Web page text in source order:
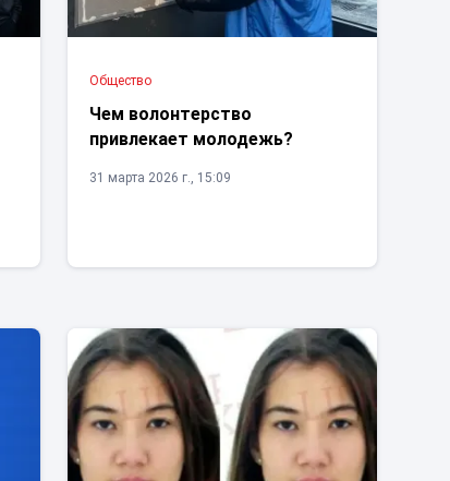
Общество
Чем волонтерство
привлекает молодежь?
31 марта 2026 г., 15:09